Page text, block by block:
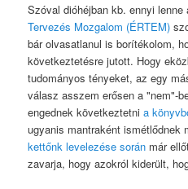
Szóval dióhéjban kb. ennyi
Tervezés Mozgalom (ÉRTEM)
bár olvasatlanul is borítékolom,
következtetésre jutott. Hogy
tudományos tényeket, az egy
válasz asszem erősen a "nem"-
engednek következtetnia
ugyanis mantraként ismétlődnek
kettőnk levelezése során már
zavarja, hogy azokról kiderült,